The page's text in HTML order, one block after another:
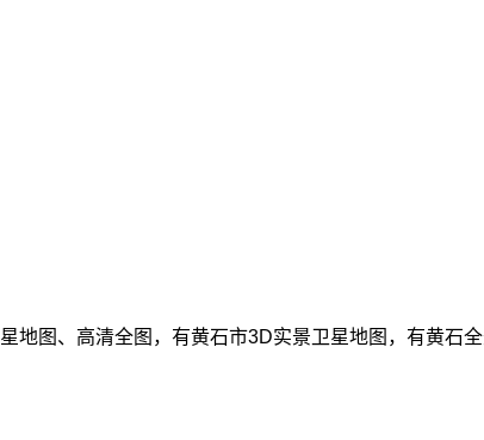
地图、高清全图，有黄石市3D实景卫星地图，有黄石